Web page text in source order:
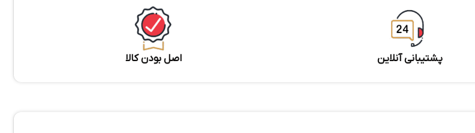
پشتیبانی آنلاین اصل بودن کالا